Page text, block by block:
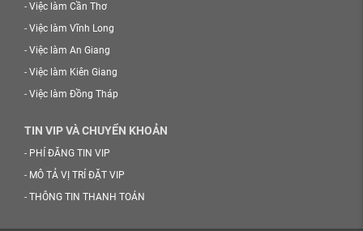
- Việc làm Cần Thơ
- Việc làm Vĩnh Long
- Việc làm An Giang
- Việc làm Kiên Giang
- Việc làm Đồng Tháp
TIN VIP VÀ CHUYỂN KHOẢN
- PHÍ ĐĂNG TIN VIP
- MÔ TẢ VỊ TRÍ ĐẶT VIP
- THÔNG TIN THANH TOÁN